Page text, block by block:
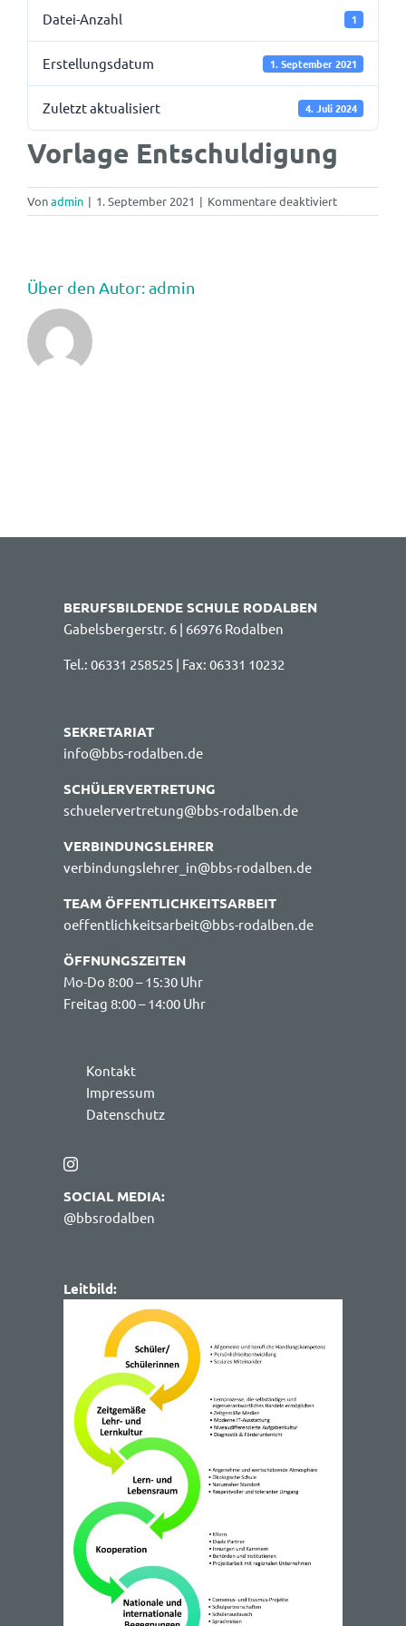
Datei-Anzahl 1
Erstellungsdatum 1. September 2021
Zuletzt aktualisiert 4. Juli 2024
Vorlage Entschuldigung
Vonadmin | 1. September 2021 | Kommentare deaktiviertfür
Vorlage
Über den Autor:admin
BERUFSBILDENDE SCHULE RODALBEN
Gabelsbergerstr. 6 | 66976 Rodalben
Tel.: 06331 258525 | Fax: 06331 10232
SEKRETARIAT
info@bbs-rodalben.de
SCHÜLERVERTRETUNG
schuelervertretung@bbs-rodalben.de
VERBINDUNGSLEHRER
verbindungslehrer_in@bbs-rodalben.de
TEAM ÖFFENTLICHKEITSARBEIT
oeffentlichkeitsarbeit@bbs-rodalben.de
ÖFFNUNGSZEITEN
Mo-Do 8:00 – 15:30 Uhr
Freitag 8:00 – 14:00 Uhr
Kontakt
Impressum
Datenschutz
SOCIAL MEDIA:
@bbsrodalben
Leitbild: